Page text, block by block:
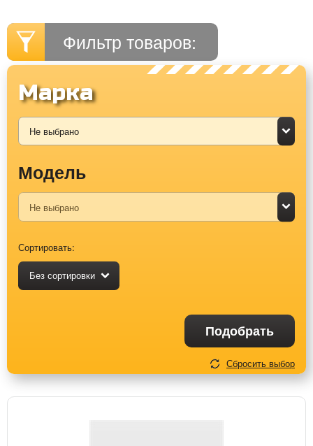
Фильтр товаров:
Марка
Модель
Сортировать:
Без сортировки
Подобрать
Сбросить выбор